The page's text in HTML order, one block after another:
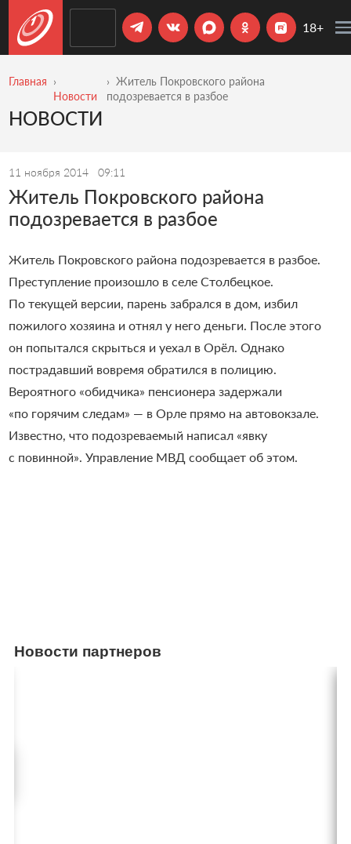
18+
Главная
Новости
Житель Покровского района
подозревается в разбое
НОВОСТИ
11 ноября 2014 09:11
Житель Покровского района
подозревается в разбое
Житель Покровского района подозревается в разбое.
Преступление произошло в селе Столбецкое.
По текущей версии, парень забрался в дом, избил
пожилого хозяина и отнял у него деньги. После этого
он попытался скрыться и уехал в Орёл. Однако
пострадавший вовремя обратился в полицию.
Вероятного «обидчика» пенсионера задержали
«по горячим следам» — в Орле прямо на автовокзале.
Известно, что подозреваемый написал «явку
с повинной». Управление МВД сообщает об этом.
Новости партнеров